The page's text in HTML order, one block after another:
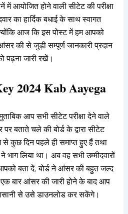
में आयोजित होने वाली सीटेट की परीक्षा
का हार्दिक बधाई के साथ स्वागत
आज कि इस पोस्ट में हम आपको
की से जुड़ी सम्पूर्ण जानकारी प्रदान
पढ़ना जारी रखें।
2024 Kab Aayega
आप सभी सीटेट परीक्षा देने वाले
पर बताते चले की बोर्ड के द्वारा सीटेट
कुछ दिन पहले ही समाप्त हुए हैं तथा
ने भाग लिया था। अब वह सभी उम्मीदवारों
बता दें, बोर्ड ने आंसर की बहुत जल्द
एक बार आंसर की जारी होने के बाद आप
से उसे डाउनलोड कर सकेंगे।